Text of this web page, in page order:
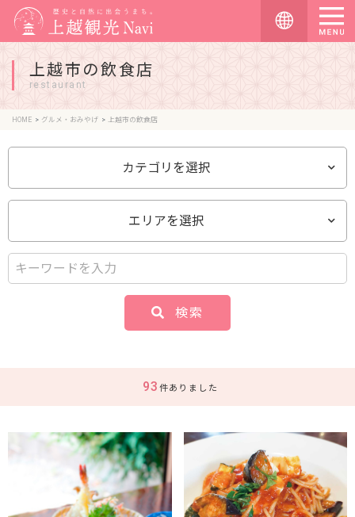
上越市の飲食店
restaurant
HOME グルメ・おみやげ 上越市の飲食店
カテゴリを選択
エリアを選択
検索
93 件ありました